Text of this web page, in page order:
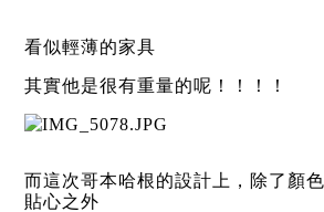
看似輕薄的家具
其實他是很有重量的呢！！！！
而這次哥本哈根的設計上，除了顏
貼心之外